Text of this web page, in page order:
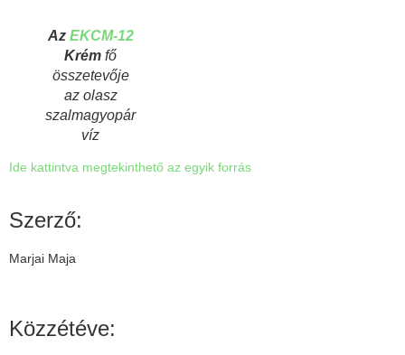
Szerző:
Marjai Maja
Közzétéve:
Az EKCM-12
Krém fő
összetevője
az olasz
szalmagyopár
víz
Ide kattintva megtekinthető az egyik forrás